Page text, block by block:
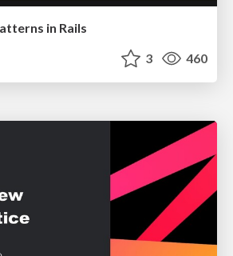
in Rails
3 460